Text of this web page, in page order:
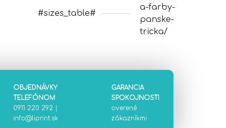
#sizes_table#
a-farby-
panske-
tricka/
OBJEDNÁVKY
TELEFÓNOM
0911 220 292
info@liprint.sk
GARANCIA
SPOKOJNOSTI
overené
zákazníkmi